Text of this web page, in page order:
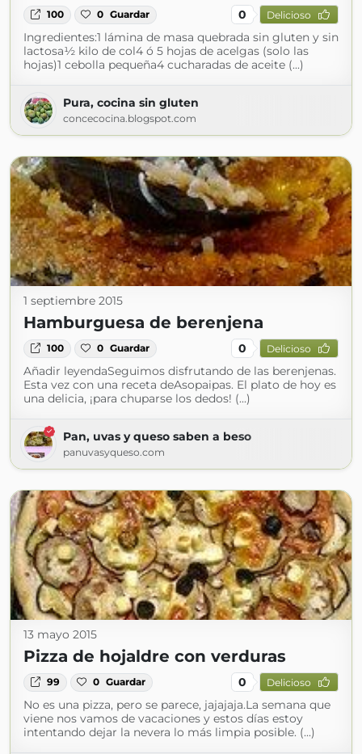
100 0 Guardar 0 Delicioso
Ingredientes:1 lámina de masa quebrada sin gluten y sin
lactosa½ kilo de col4 ó 5 hojas de acelgas (solo las
hojas)1 cebolla pequeña4 cucharadas de aceite (...)
Pura, cocina sin gluten
concecocina.blogspot.com
1 septiembre 2015
Hamburguesa de berenjena
100 0 Guardar 0 Delicioso
Añadir leyendaSeguimos disfrutando de las berenjenas.
Esta vez con una receta deAsopaipas. El plato de hoy es
una delicia, ¡para chuparse los dedos! (...)
Pan, uvas y queso saben a beso
panuvasyqueso.com
13 mayo 2015
Pizza de hojaldre con verduras
99 0 Guardar 0 Delicioso
No es una pizza, pero se parece, jajajaja.La semana que
viene nos vamos de vacaciones y estos días estoy
intentando dejar la nevera lo más limpia posible. (...)